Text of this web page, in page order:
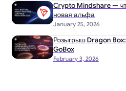
January 25, 2026
Crypto Mindshare —
новая альфа
February 3, 2026
Розыгрыш Dragon
GoBox